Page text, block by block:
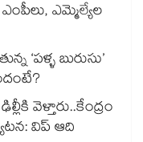
ఎమ్మెల్యేల
‘పళ్ళ బురుసు’
వెళ్తారు..కేంద్రం
విప్ ఆది